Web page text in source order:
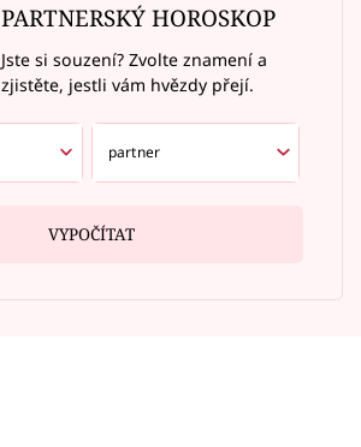
PARTNERSKÝ HOROSKOP
Jste si souzení? Zvolte znamení a
zjistěte, jestli vám hvězdy přejí.
VYPOČÍTAT